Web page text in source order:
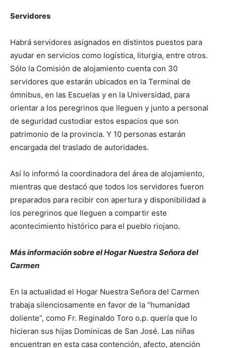
Servidores
Habrá servidores asignados en distintos puestos para
ayudar en servicios como logística, liturgia, entre otros.
Sólo la Comisión de alojamiento cuenta con 30
servidores que estarán ubicados en la Terminal de
ómnibus, en las Escuelas y en la Universidad, para
orientar a los peregrinos que lleguen y junto a personal
de seguridad custodiar estos espacios que son
patrimonio de la provincia. Y 10 personas estarán
encargada del traslado de autoridades.
Así lo informó la coordinadora del área de alojamiento,
mientras que destacó que todos los servidores fueron
preparados para recibir con apertura y disponibilidad a
los peregrinos que lleguen a compartir este
acontecimiento histórico para el pueblo riojano.
Más información sobre el Hogar Nuestra Señora del
Carmen
En la actualidad el Hogar Nuestra Señora del Carmen
trabaja silenciosamente en favor de la “humanidad
doliente”, como Fr. Reginaldo Toro o.p. quería que lo
hicieran sus hijas Dominicas de San José. Las niñas
encuentran en esta casa contención, afecto, atención